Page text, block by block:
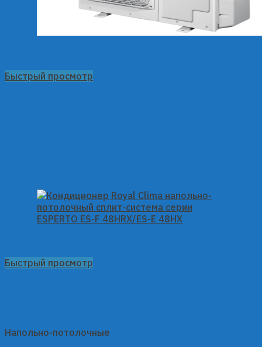
Быстрый просмотр
Быстрый просмотр
Напольно-потолочные